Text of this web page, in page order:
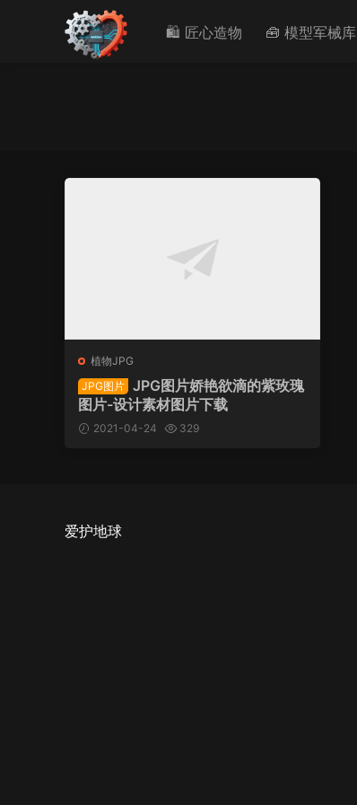
🛍️ 匠心造物 🧰 模型军械库
植物JPG
JPG图片 JPG图片娇艳欲滴的紫玫瑰
图片-设计素材图片下载
2021-04-24 329
爱护地球